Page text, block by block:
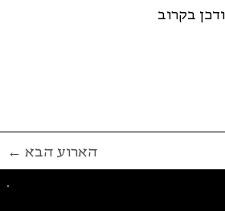
בקרוב
← הארוע הבא